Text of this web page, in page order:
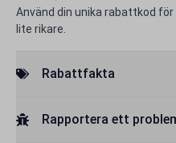
Använd din unika rabattkod
lite rikare.
Rabattfakta
Rapportera ett